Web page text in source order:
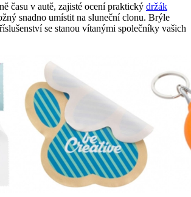
času v autě, zajisté ocení praktický držák
snadno umístit na sluneční clonu. Brýle
se stanou vítanými společníky vašich